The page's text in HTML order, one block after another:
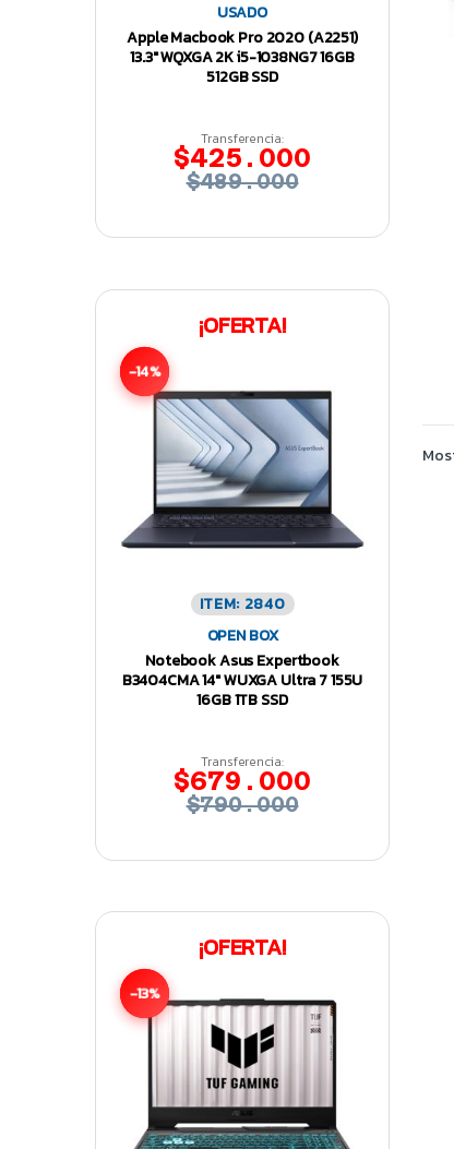
USADO
Apple Macbook Pro 2020 (A2251)
13.3″ WQXGA 2K i5-1038NG7 16GB
512GB SSD
Transferencia:
$425.000
$489.000
¡OFERTA!
-14%
ITEM: 2840
OPEN BOX
Notebook Asus Expertbook
B3404CMA 14″ WUXGA Ultra 7 155U
16GB 1TB SSD
Transferencia:
$679.000
$790.000
¡OFERTA!
-13%